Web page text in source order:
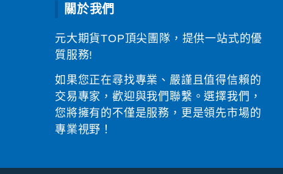
關於我們
元大期貨TOP頂尖團隊，提供一站式的優
質服務!
如果您正在尋找專業、嚴謹且值得信賴的
交易專家，歡迎與我們聯繫。選擇我們，
您將擁有的不僅是服務，更是領先市場的
專業視野！